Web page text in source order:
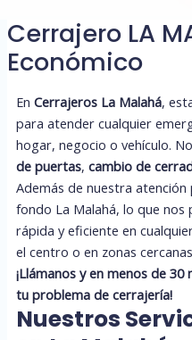
Cerrajero LA
Económico
En Cerrajeros La Malahá,
para atender cualquier
hogar, negocio o vehículo.
de puertas, cambio de
Además de nuestra
fondo La Malahá, lo que
rápida y eficiente en
el centro o en zonas
¡Llámanos y en menos de
tu problema de cerrajería!
Nuestros